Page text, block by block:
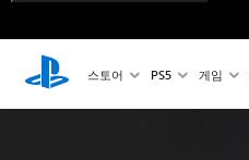
스토어 PS5 게임